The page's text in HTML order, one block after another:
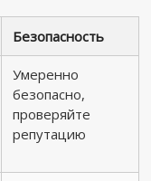
Безопасность
Умеренно
безопасно,
проверяйте
репутацию